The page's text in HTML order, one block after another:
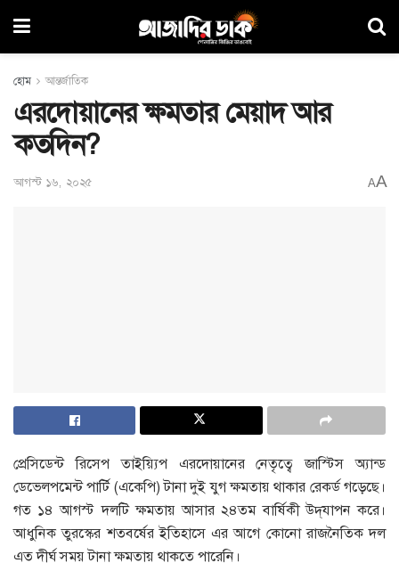
হোম আন্তর্জাতিক
এরদোয়ানের ক্ষমতার মেয়াদ আর
কতদিন?
আগস্ট ১৬, ২০২৫ AA
প্রেসিডেন্ট রিসেপ তাইয়্যিপ এরদোয়ানের নেতৃত্বে জাস্টিস অ্যান্ড
ডেভেলপমেন্ট পার্টি (একেপি) টানা দুই যুগ ক্ষমতায় থাকার রেকর্ড গড়েছে।
গত ১৪ আগস্ট দলটি ক্ষমতায় আসার ২৪তম বার্ষিকী উদ্‌যাপন করে।
আধুনিক তুরস্কের শতবর্ষের ইতিহাসে এর আগে কোনো রাজনৈতিক দল
এত দীর্ঘ সময় টানা ক্ষমতায় থাকতে পারেনি।